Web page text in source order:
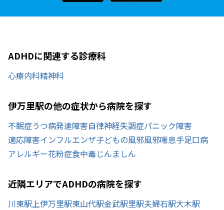
ADHDに関連する診療科
心療内科精神科
伊万里駅の他の症状から病院を探す
不眠症うつ病発達障害自律神経失調症パニック障害
適応障害インフルエンザ子どもの風邪風邪喘息手足口病
アレルギー花粉症食中毒じんましん
近隣エリアでADHDの病院を探す
川東駅 上伊万里駅東山代駅金武駅里駅夫婦石駅大木駅